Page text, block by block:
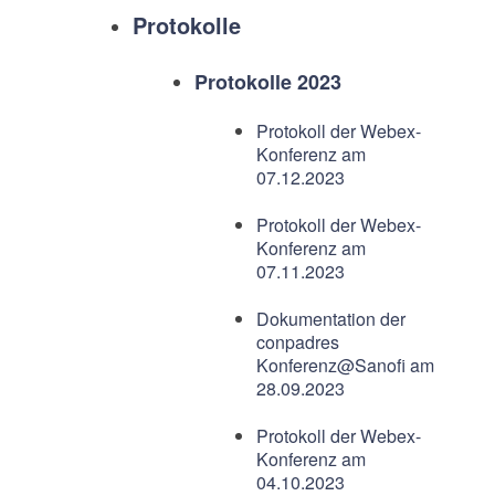
Protokolle
Protokolle 2023
Protokoll der Webex-
Konferenz am
07.12.2023
Protokoll der Webex-
Konferenz am
07.11.2023
Dokumentation der
conpadres
Konferenz@Sanofi am
28.09.2023
Protokoll der Webex-
Konferenz am
04.10.2023